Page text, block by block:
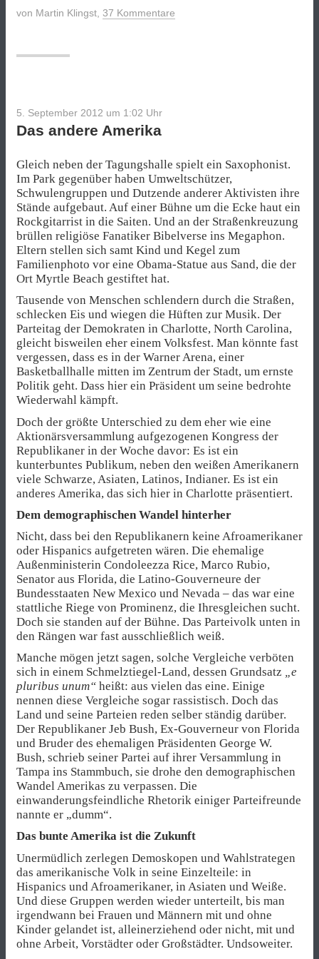
von Martin Klingst 37 Kommentare
5. September 2012 um 1:02 Uhr
Das andere Amerika
Gleich neben der Tagungshalle spielt ein Saxophonist.
Im Park gegenüber haben Umweltschützer,
Schwulengruppen und Dutzende anderer Aktivisten ihre
Stände aufgebaut. Auf einer Bühne um die Ecke haut ein
Rockgitarrist in die Saiten. Und an der Straßenkreuzung
brüllen religiöse Fanatiker Bibelverse ins Megaphon.
Eltern stellen sich samt Kind und Kegel zum
Familienphoto vor eine Obama-Statue aus Sand, die der
Ort Myrtle Beach gestiftet hat.
Tausende von Menschen schlendern durch die Straßen,
schlecken Eis und wiegen die Hüften zur Musik. Der
Parteitag der Demokraten in Charlotte, North Carolina,
gleicht bisweilen eher einem Volksfest. Man könnte fast
vergessen, dass es in der Warner Arena, einer
Basketballhalle mitten im Zentrum der Stadt, um ernste
Politik geht. Dass hier ein Präsident um seine bedrohte
Wiederwahl kämpft.
Doch der größte Unterschied zu dem eher wie eine
Aktionärsversammlung aufgezogenen Kongress der
Republikaner in der Woche davor: Es ist ein
kunterbuntes Publikum, neben den weißen Amerikanern
viele Schwarze, Asiaten, Latinos, Indianer. Es ist ein
anderes Amerika, das sich hier in Charlotte präsentiert.
Dem demographischen Wandel hinterher
Nicht, dass bei den Republikanern keine Afroamerikaner
oder Hispanics aufgetreten wären. Die ehemalige
Außenministerin Condoleezza Rice, Marco Rubio,
Senator aus Florida, die Latino-Gouverneure der
Bundesstaaten New Mexico und Nevada – das war eine
stattliche Riege von Prominenz, die Ihresgleichen sucht.
Doch sie standen auf der Bühne. Das Parteivolk unten in
den Rängen war fast ausschließlich weiß.
Manche mögen jetzt sagen, solche Vergleiche verböten
sich in einem Schmelztiegel-Land, dessen Grundsatz „e
pluribus unum“ heißt: aus vielen das eine. Einige
nennen diese Vergleiche sogar rassistisch. Doch das
Land und seine Parteien reden selber ständig darüber.
Der Republikaner Jeb Bush, Ex-Gouverneur von Florida
und Bruder des ehemaligen Präsidenten George W.
Bush, schrieb seiner Partei auf ihrer Versammlung in
Tampa ins Stammbuch, sie drohe den demographischen
Wandel Amerikas zu verpassen. Die
einwanderungsfeindliche Rhetorik einiger Parteifreunde
nannte er „dumm“.
Das bunte Amerika ist die Zukunft
Unermüdlich zerlegen Demoskopen und Wahlstrategen
das amerikanische Volk in seine Einzelteile: in
Hispanics und Afroamerikaner, in Asiaten und Weiße.
Und diese Gruppen werden wieder unterteilt, bis man
irgendwann bei Frauen und Männern mit und ohne
Kinder gelandet ist, alleinerziehend oder nicht, mit und
ohne Arbeit, Vorstädter oder Großstädter. Undsoweiter.